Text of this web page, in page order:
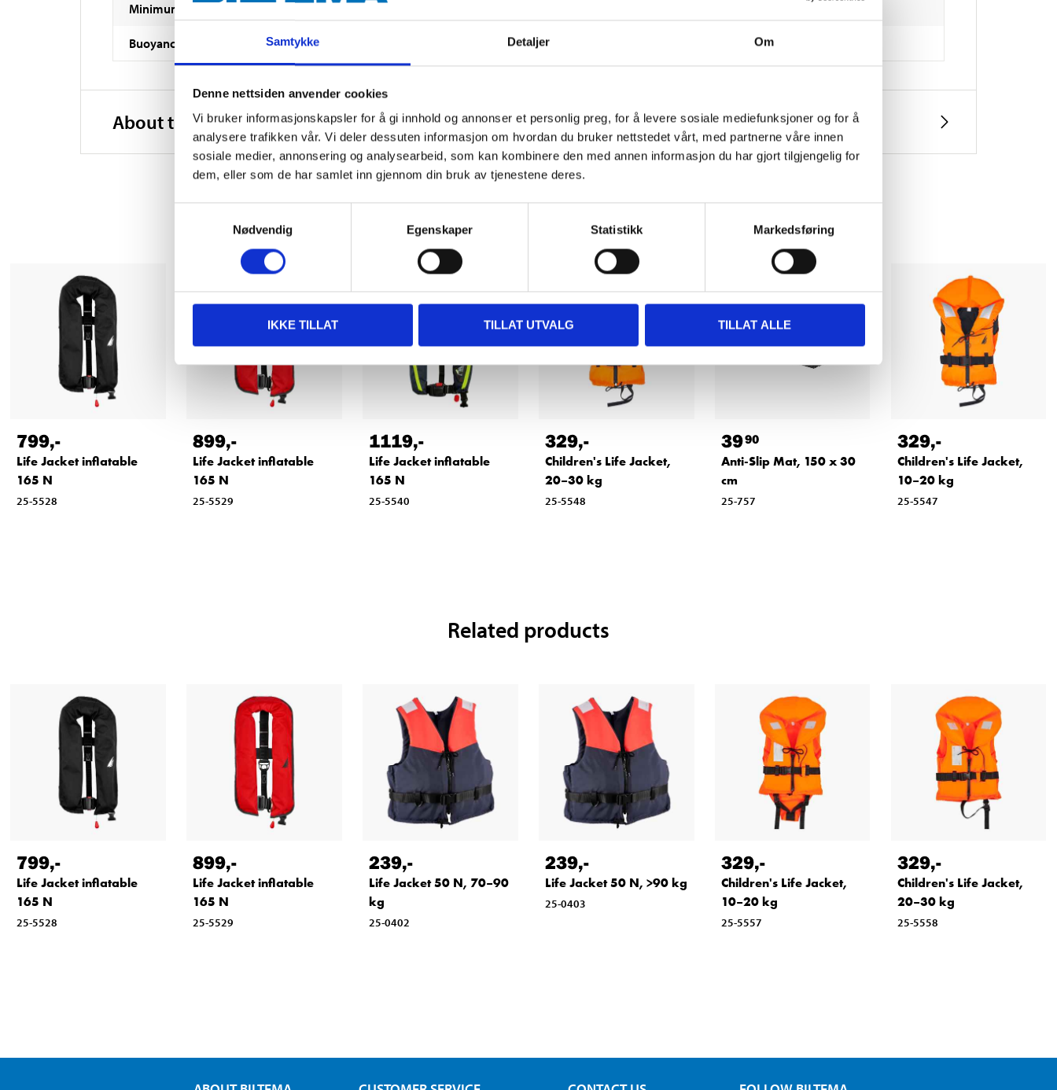
Samtykke Detaljer Om
Denne nettsiden anvender cookies
Vi bruker informasjonskapsler for å gi innhold og annonser et personlig preg, for å levere sosiale mediefunksjoner og for å
analysere trafikken vår. Vi deler dessuten informasjon om hvordan du bruker nettstedet vårt, med partnerne våre innen
sosiale medier, annonsering og analysearbeid, som kan kombinere den med annen informasjon du har gjort tilgjengelig for
dem, eller som de har samlet inn gjennom din bruk av tjenestene deres.
Nødvendig
Egenskaper Statistikk Markedsføring
IKKE TILLAT TILLAT UTVALG TILLAT ALLE
Minimum user weight
Buoyancy 110 N
About the manufacturer
Other customers also bought
799,-
Life Jacket inflatable
165 N
25-5528
899,-
Life Jacket inflatable
165 N
25-5529
1119,-
Life Jacket inflatable
165 N
25-5540
329,-
Children's Life Jacket,
20–30 kg
25-5548
3990
Anti-Slip Mat, 150 x 30
cm
25-757
329,-
Children's Life Jacket,
10–20 kg
25-5547
Related products
799,-
Life Jacket inflatable
165 N
25-5528
899,-
Life Jacket inflatable
165 N
25-5529
239,-
Life Jacket 50 N, 70–90
kg
25-0402
239,-
Life Jacket 50 N, >90 kg
25-0403
329,-
Children's Life Jacket,
10–20 kg
25-5557
329,-
Children's Life Jacket,
20–30 kg
25-5558